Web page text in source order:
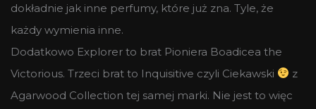
dokładnie jak inne perfumy, które już zna. Tyle, że
każdy wymienia inne.
Dodatkowo Explorer to brat Pioniera Boadicea the
Victorious. Trzeci brat to Inquisitive czyli Ciekawski
z
Agarwood Collection tej samej marki. Nie jest to więc